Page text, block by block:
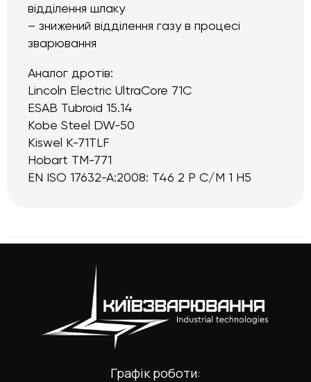
відділення шлаку
– знижений відділення газу в процесі
зварювання
Аналог дротів:
Lincoln Electric UltraCore 71C
ESAB Tubroid 15.14
Kobe Steel DW-50
Kiswel K-71TLF
Hobart TM-771
EN ISO 17632-A:2008: T46 2 P C/M 1 H5
Графік роботи: